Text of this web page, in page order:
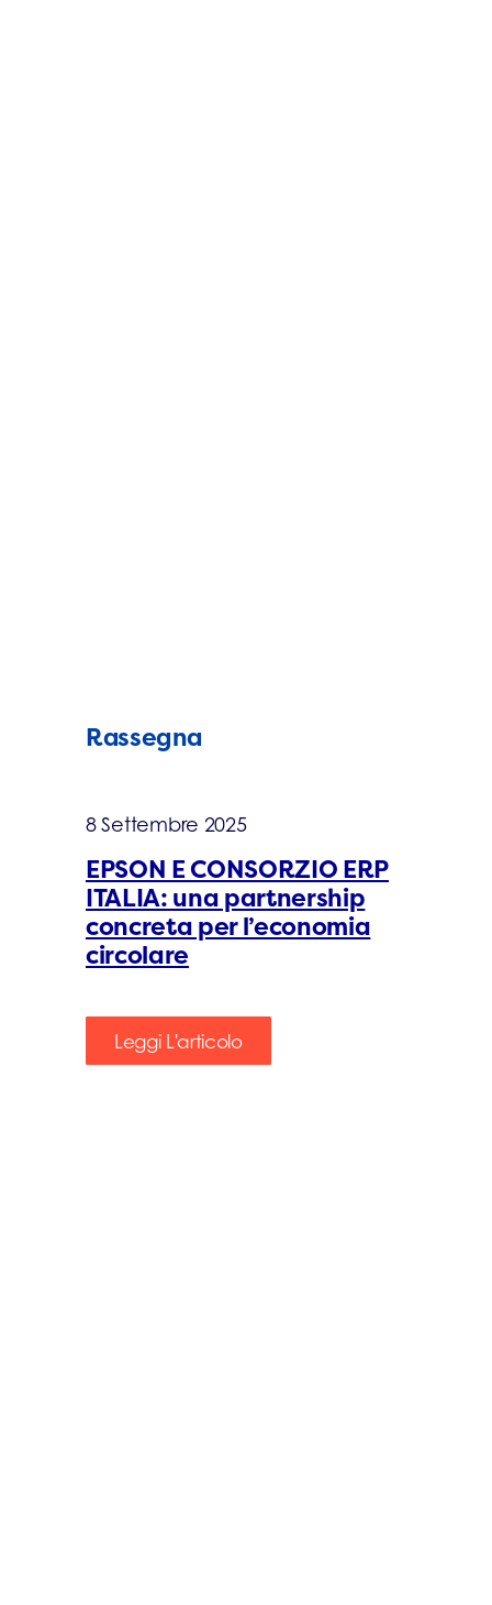
Rassegna
8 Settembre 2025
EPSON E CONSORZIO ERP
ITALIA: una partnership
concreta per l’economia
circolare
Leggi L'articolo